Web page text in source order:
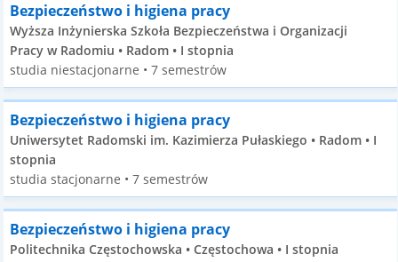
Bezpieczeństwo i higiena pracy
Wyższa Inżynierska Szkoła Bezpieczeństwa i Organizacji
Pracy w Radomiu • Radom • I stopnia
studia niestacjonarne • 7 semestrów
Bezpieczeństwo i higiena pracy
Uniwersytet Radomski im. Kazimierza Pułaskiego • Radom • I
stopnia
studia stacjonarne • 7 semestrów
Bezpieczeństwo i higiena pracy
Politechnika Częstochowska • Częstochowa • I stopnia